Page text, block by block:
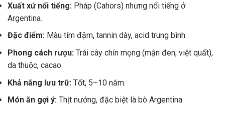
Xuất xứ nổi tiếng: Pháp (Cahors) nhưng nổi tiếng ở
Argentina.
Đặc điểm: Màu tím đậm, tannin dày, acid trung bình.
Phong cách rượu: Trái cây chín mọng (mận đen, việt quất),
da thuộc, cacao.
Khả năng lưu trữ: Tốt, 5–10 năm.
Món ăn gợi ý: Thịt nướng, đặc biệt là bò Argentina.